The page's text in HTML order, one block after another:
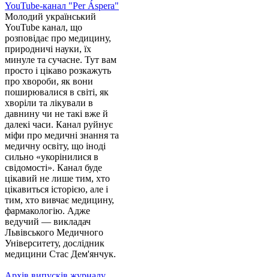
YouTube-канал "Per Áspera"
Молодий український
YouTube канал, що
розповідає про медицину,
природничі науки, їх
минуле та сучасне. Тут вам
просто і цікаво розкажуть
про хвороби, як вони
поширювалися в світі, як
хворіли та лікували в
давнину чи не такі вже й
далекі часи. Канал руйнує
міфи про медичні знання та
медичну освіту, що іноді
сильно «укорінилися в
свідомості». Канал буде
цікавий не лише тим, хто
цікавиться історією, але і
тим, хто вивчає медицину,
фармакологію. Адже
ведучий — викладач
Львівського Медичного
Університету, дослідник
медицини Стас Дем'янчук.